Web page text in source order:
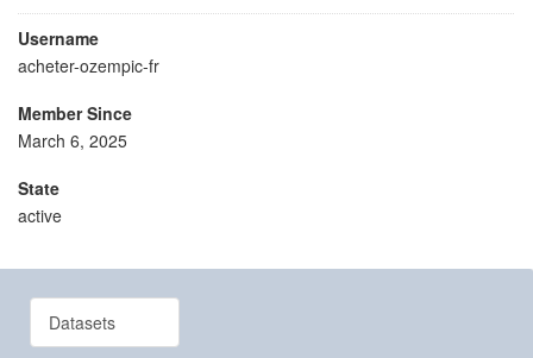
Username
acheter-ozempic-fr
Member Since
March 6, 2025
State
active
Datasets